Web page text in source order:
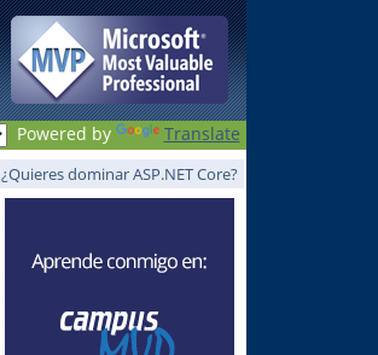
Powered by Translate
¿Quieres dominar ASP.NET Core?